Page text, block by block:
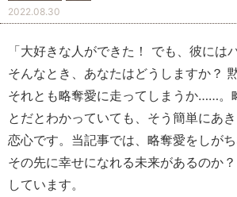
2022.08.30
「大好きな人ができた！ でも、彼には
そんなとき、あなたはどうしますか？
それとも略奪愛に走ってしまうか……。
とだとわかっていても、そう簡単にあ
恋心です。当記事では、略奪愛をしがち
その先に幸せになれる未来があるのか
しています。